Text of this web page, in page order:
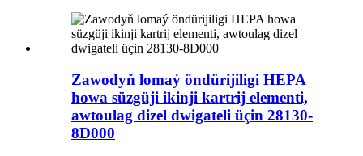
Zawodyň lomaý öndürijiligi HEPA
howa süzgüji ikinji kartrij elementi,
awtoulag dizel dwigateli üçin 28130-
8D000